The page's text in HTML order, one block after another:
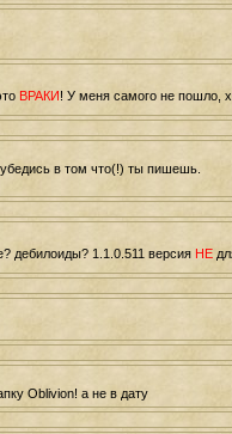
ВРАКИ! У меня самого не пошло,
в том что(!) ты пишешь.
дебилоиды? 1.1.0.511 версия НЕ
Oblivion! а не в дату